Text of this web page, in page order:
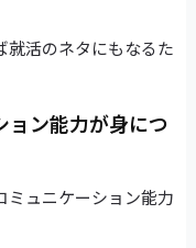
就活のネタにもなるた
ョン能力が身につ
ミュニケーション能力